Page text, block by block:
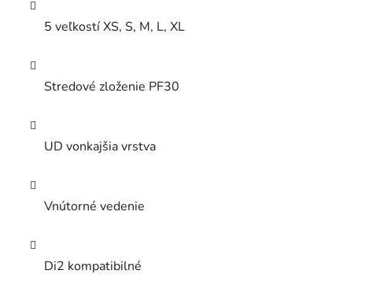
5 veľkostí XS, S, M, L, XL
Stredové zloženie PF30
UD vonkajšia vrstva
Vnútorné vedenie
Di2 kompatibilné